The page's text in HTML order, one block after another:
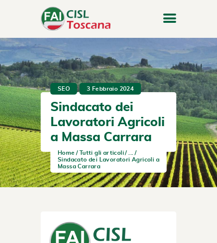
SEO 3 Febbraio 2024
Sindacato dei
Lavoratori Agricoli
a Massa Carrara
Home Tutti gli articoli
Sindacato dei Lavoratori Agricoli a
Massa Carrara